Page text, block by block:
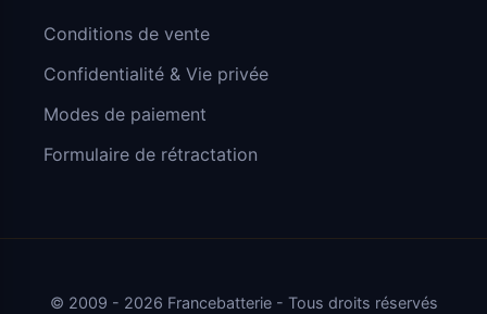
Conditions de vente
Confidentialité & Vie privée
Modes de paiement
Formulaire de rétractation
© 2009 - 2026 Francebatterie - Tous droits réservés